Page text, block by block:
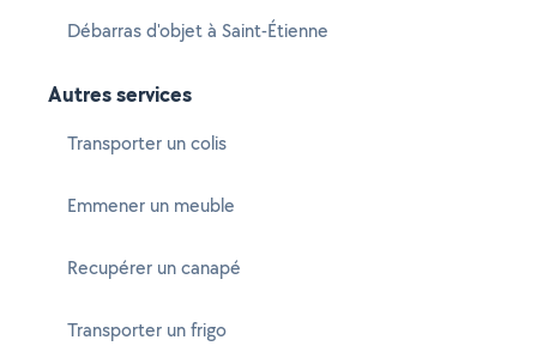
Débarras d'objet à Saint-Étienne
Autres services
Transporter un colis
Emmener un meuble
Recupérer un canapé
Transporter un frigo